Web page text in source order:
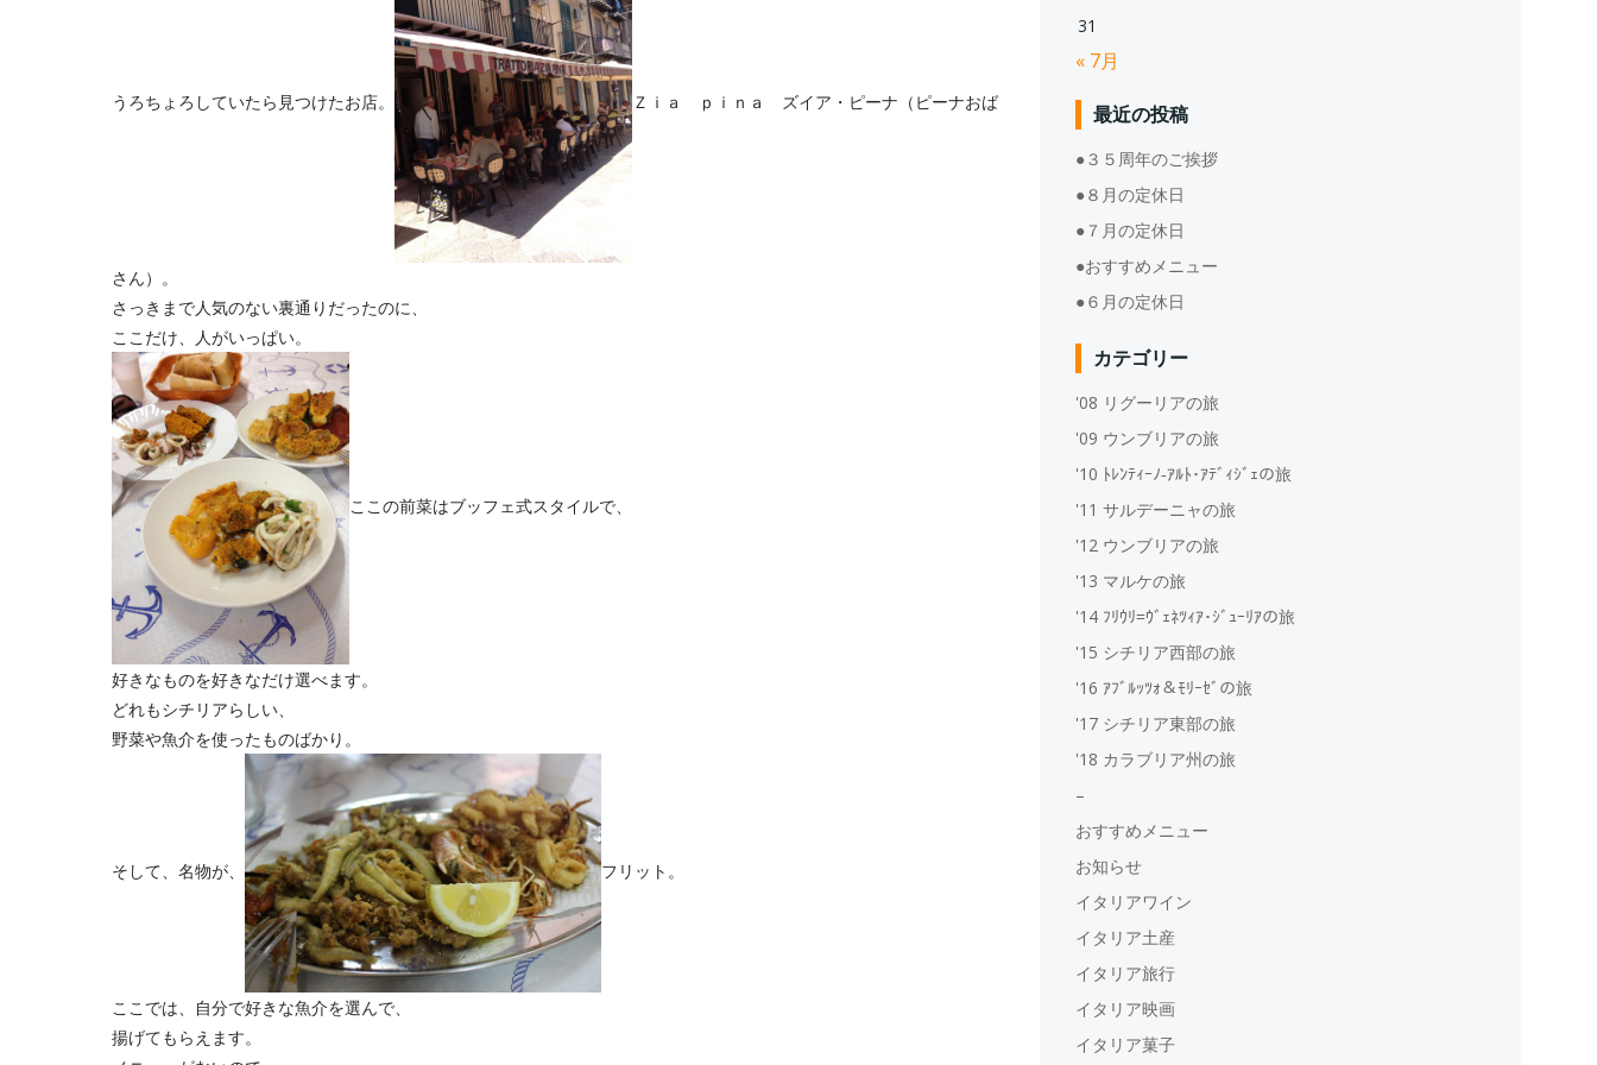
うろちょろしていたら見つけたお店。 Ｚｉａ ｐｉｎａ ズイア・ピーナ（ピーナおば
さん）。
さっきまで人気のない裏通りだったのに、
ここだけ、人がいっぱい。
ここの前菜はブッフェ式スタイルで、
好きなものを好きなだけ選べます。
どれもシチリアらしい、
野菜や魚介を使ったものばかり。
そして、名物が、 フリット。
ここでは、自分で好きな魚介を選んで、
揚げてもらえます。
31
« 7月
最近の投稿
●３５周年のご挨拶
●８月の定休日
●７月の定休日
●おすすめメニュー
●６月の定休日
カテゴリー
'08 リグーリアの旅
'09 ウンブリアの旅
'10 ﾄﾚﾝﾃｨｰﾉ‐ｱﾙﾄ･ｱﾃﾞｨｼﾞｪの旅
'11 サルデーニャの旅
'12 ウンブリアの旅
'13 マルケの旅
'14 ﾌﾘｳﾘ=ｳﾞｪﾈﾂｨｱ･ｼﾞｭｰﾘｱの旅
'15 シチリア西部の旅
'16 ｱﾌﾞﾙｯﾂｫ＆ﾓﾘｰｾﾞの旅
'17 シチリア東部の旅
'18 カラブリア州の旅
–
おすすめメニュー
お知らせ
イタリアワイン
イタリア土産
イタリア旅行
イタリア映画
イタリア菓子